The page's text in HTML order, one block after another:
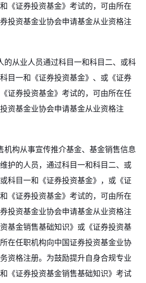
《证券投资基金》考试的，可由所在
投资基金业协会申请基金从业资格注
的从业人员通过科目一和科目二、或科
目一和《证券投资基金》、或《证券
证券投资基金》考试的，可由所在任
资基金业协会申请基金从业资格注
机构从事宣传推介基金、基金销售信息
护的人员，通过科目一和科目二、或
科目一和《证券投资基金》，或《证
《证券投资基金》考试的，可由所在
投资基金业协会申请基金从业资格注
基金销售基础知识》或《证券投资基
在任职机构向中国证券投资基金业协
资格注册。为鼓励提升自身合规专业
《证券投资基金销售基础知识》考试